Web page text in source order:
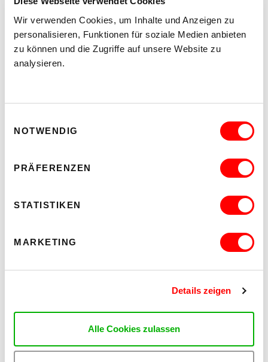
Wir verwenden Cookies, um Inhalte und Anzeigen zu
personalisieren, Funktionen für soziale Medien anbieten
zu können und die Zugriffe auf unsere Website zu
analysieren.
NOTWENDIG
PRÄFERENZEN
STATISTIKEN
MARKETING
Details zeigen
Alle Cookies zulassen
christa.franek@wuk.at
ELISABETH BUXHOFER